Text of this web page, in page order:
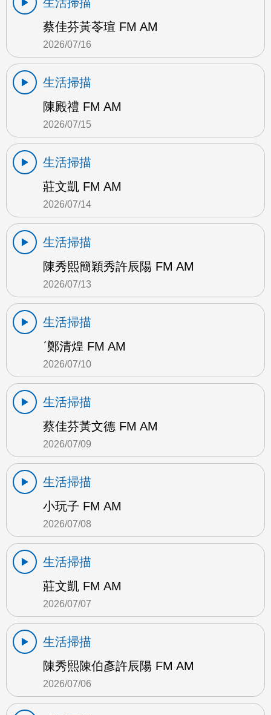
蔡佳芬黃苓瑄 FM AM
2026/07/16
生活掃描
陳殿禮 FM AM
2026/07/15
生活掃描
莊文凱 FM AM
2026/07/14
生活掃描
陳秀熙簡穎秀許辰陽 FM AM
2026/07/13
生活掃描
ˊ鄭清煌 FM AM
2026/07/10
生活掃描
蔡佳芬黃文德 FM AM
2026/07/09
生活掃描
小玩子 FM AM
2026/07/08
生活掃描
莊文凱 FM AM
2026/07/07
生活掃描
陳秀熙陳伯彥許辰陽 FM AM
2026/07/06